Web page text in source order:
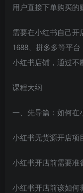
用户直接下单购买的
需要在小红书自己开
1688、拼多多等平
小红书店铺，通过不
课程大纲
一、先导篇：如何在
小红书无货源开店项
小红书开店前需要准
小红书开店前该如何